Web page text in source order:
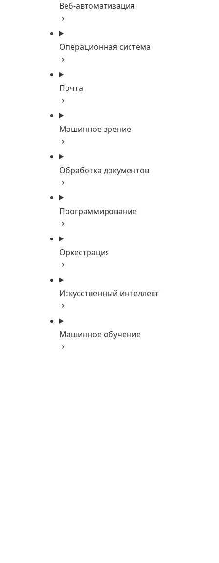
Веб-автоматизация
Операционная система
Почта
Машинное зрение
Обработка документов
Программирование
Оркестрация
Искусственный интеллект
Машинное обучение